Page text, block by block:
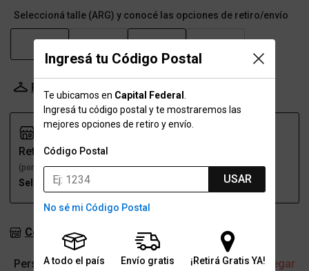
Ingresá tu Código Postal
Te ubicamos en Capital Federal
Ingresá tu código postal y te mostraremos las
mejores opciones de retiro y envío.
Código Postal
USAR
No sé mi Código Postal
A todo el país Envío gratis ¡Retirá Gratis YA!
Seleccioná talle (ARG) y conocé las opciones de retiro/envío
8 10 12 14
Probador Virtual
Retiro
(por una sucursal)
Seleccioná talle
(a domicilio)
Seleccioná talle
Consultar stock en sucursales
Personalización + Agregar